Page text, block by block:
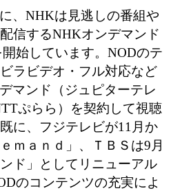
、NHKは見逃しの番組や
信するNHKオンデマンド
開始しています。NODのテ
ラビデオ・フル対応など
マンド（ジュピターテレ
ぷらら）を契約して視聴
に、フジテレビが11月か
ｍａｎｄ」、ＴＢＳは9月
ド」としてリニューアル
のコンテンツの充実によ